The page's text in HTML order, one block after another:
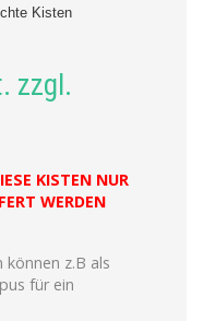
Kisten
zzgl.
KISTEN NUR
WERDEN
z.B als
für ein